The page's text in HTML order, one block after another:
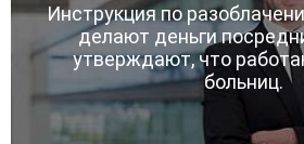
Инструкция по
делают деньги
утверждают, что
больниц.